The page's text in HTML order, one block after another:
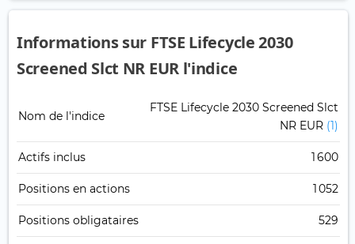
Informations sur FTSE Lifecycle 2030
Screened Slct NR EUR l'indice
Nom de l'indice
FTSE Lifecycle 2030 Screened Slct
NR EUR (1)
Actifs inclus 1 600
Positions en actions 1 052
Positions obligataires 529